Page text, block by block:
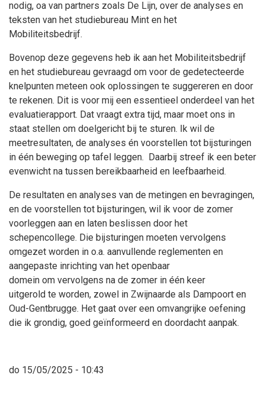
nodig, oa van partners zoals De Lijn, over de analyses en
teksten van het studiebureau Mint en het
Mobiliteitsbedrijf.
Bovenop deze gegevens heb ik aan het Mobiliteitsbedrijf
en het studiebureau gevraagd om voor de gedetecteerde
knelpunten meteen ook oplossingen te suggereren en door
te rekenen. Dit is voor mij een essentieel onderdeel van het
evaluatierapport. Dat vraagt extra tijd, maar moet ons in
staat stellen om doelgericht bij te sturen. Ik wil de
meetresultaten, de analyses én voorstellen tot bijsturingen
in één beweging op tafel leggen. Daarbij streef ik een beter
evenwicht na tussen bereikbaarheid en leefbaarheid.
De resultaten en analyses van de metingen en bevragingen,
en de voorstellen tot bijsturingen, wil ik voor de zomer
voorleggen aan en laten beslissen door het
schepencollege. Die bijsturingen moeten vervolgens
omgezet worden in o.a. aanvullende reglementen en
aangepaste inrichting van het openbaar
domein om vervolgens na de zomer in één keer
uitgerold te worden, zowel in Zwijnaarde als Dampoort en
Oud-Gentbrugge. Het gaat over een omvangrijke oefening
die ik grondig, goed geïnformeerd en doordacht aanpak.
do 15/05/2025 - 10:43